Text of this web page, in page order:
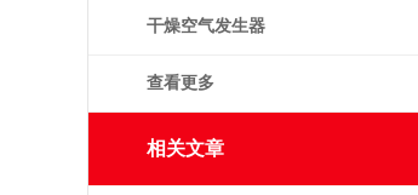
干燥空气发生器
查看更多
相关文章